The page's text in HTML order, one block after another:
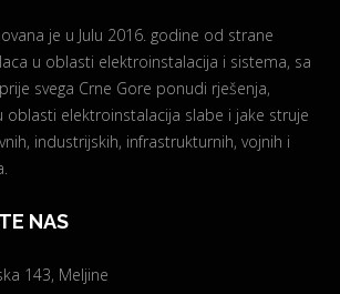
je u Julu 2016. godine od strane
u oblasti elektroinstalacija i sistema, sa
svega Crne Gore ponudi rješenja,
oblasti elektroinstalacija slabe i jake struje
industrijskih, infrastrukturnih, vojnih i
NAS
143, Meljine